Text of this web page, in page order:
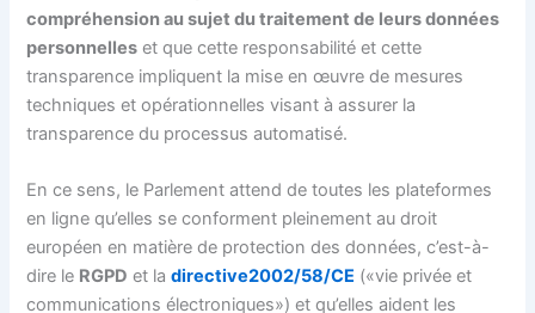
compréhension au sujet du traitement de leurs données
personnelles et que cette responsabilité et cette
transparence impliquent la mise en œuvre de mesures
techniques et opérationnelles visant à assurer la
transparence du processus automatisé.
En ce sens, le Parlement attend de toutes les plateformes
en ligne qu’elles se conforment pleinement au droit
européen en matière de protection des données, c’est-à-
dire le RGPD et ladirective2002/58/CE («vie privée et
communications électroniques») et qu’elles aident les